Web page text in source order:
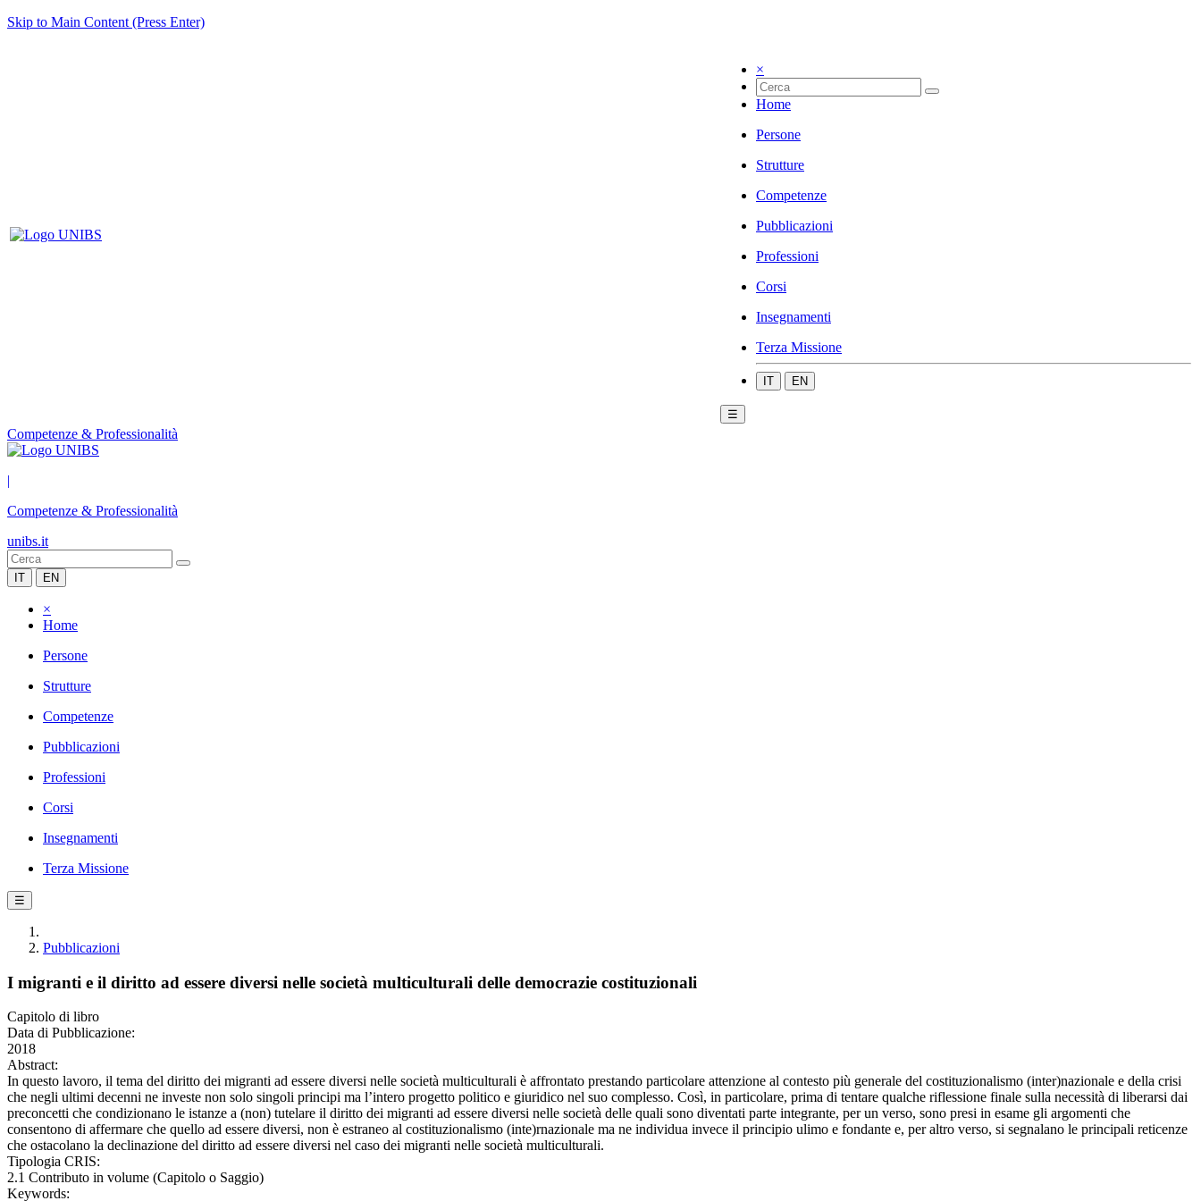
Skip to Main Content (Press Enter)
×
Home
Persone
Strutture
Competenze
Pubblicazioni
Professioni
Corsi
Insegnamenti
Terza Missione
IT EN
☰
Competenze & Professionalità
|
Competenze & Professionalità
unibs.it
IT EN
×
Home
Persone
Strutture
Competenze
Pubblicazioni
Professioni
Corsi
Insegnamenti
Terza Missione
☰
Pubblicazioni
I migranti e il diritto ad essere diversi nelle società multiculturali delle democrazie costituzionali
Capitolo di libro
Data di Pubblicazione:
2018
Abstract:
In questo lavoro, il tema del diritto dei migranti ad essere diversi nelle società multiculturali è affrontato prestando particolare attenzione al contesto più generale del costituzionalismo (inter)nazionale e della crisi
che negli ultimi decenni ne investe non solo singoli principi ma l’intero progetto politico e giuridico nel suo complesso. Così, in particolare, prima di tentare qualche riflessione finale sulla necessità di liberarsi dai
preconcetti che condizionano le istanze a (non) tutelare il diritto dei migranti ad essere diversi nelle società delle quali sono diventati parte integrante, per un verso, sono presi in esame gli argomenti che
consentono di affermare che quello ad essere diversi, non è estraneo al costituzionalismo (inte)rnazionale ma ne individua invece il principio ulimo e fondante e, per altro verso, si segnalano le principali reticenze
che ostacolano la declinazione del diritto ad essere diversi nel caso dei migranti nelle società multiculturali.
Tipologia CRIS:
2.1 Contributo in volume (Capitolo o Saggio)
Keywords: